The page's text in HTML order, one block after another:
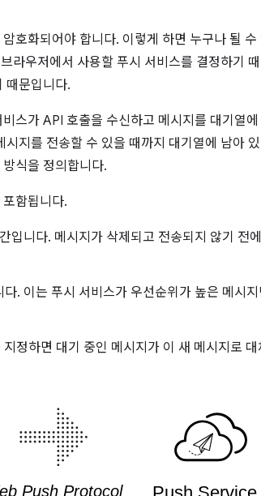
호화되어야 합니다. 이렇게 하면 누구나 될
라우저에서 사용할 푸시 서비스를 결정하기
때문입니다.
스가 API 호출을 수신하고 메시지를 대기열
지를 전송할 수 있을 때까지 대기열에 남아
식을 정의합니다.
함됩니다.
입니다. 메시지가 삭제되고 전송되지 않기 전
. 이는 푸시 서비스가 우선순위가 높은 메시
정하면 대기 중인 메시지가 이 새 메시지로 대